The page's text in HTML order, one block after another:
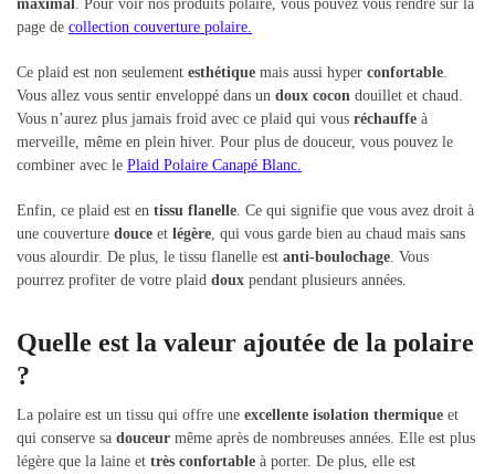
maximal. Pour voir nos produits polaire, vous pouvez vous rendre sur la
page de collection couverture polaire.
Ce plaid est non seulement esthétique mais aussi hyper confortable.
Vous allez vous sentir enveloppé dans un doux cocon douillet et chaud.
Vous n’aurez plus jamais froid avec ce plaid qui vous réchauffe à
merveille, même en plein hiver. Pour plus de douceur, vous pouvez le
combiner avec le Plaid Polaire Canapé Blanc.
Enfin, ce plaid est en tissu flanelle . Ce qui signifie que vous avez droit à
une couverture douce et légère , qui vous garde bien au chaud mais sans
vous alourdir. De plus, le tissu flanelle est anti-boulochage . Vous
pourrez profiter de votre plaid doux pendant plusieurs années.
Quelle est la valeur ajoutée de la polaire
?
La polaire est un tissu qui offre une excellente isolation thermique et
qui conserve sa douceur même après de nombreuses années. Elle est plus
légère que la laine et très confortable à porter. De plus, elle est